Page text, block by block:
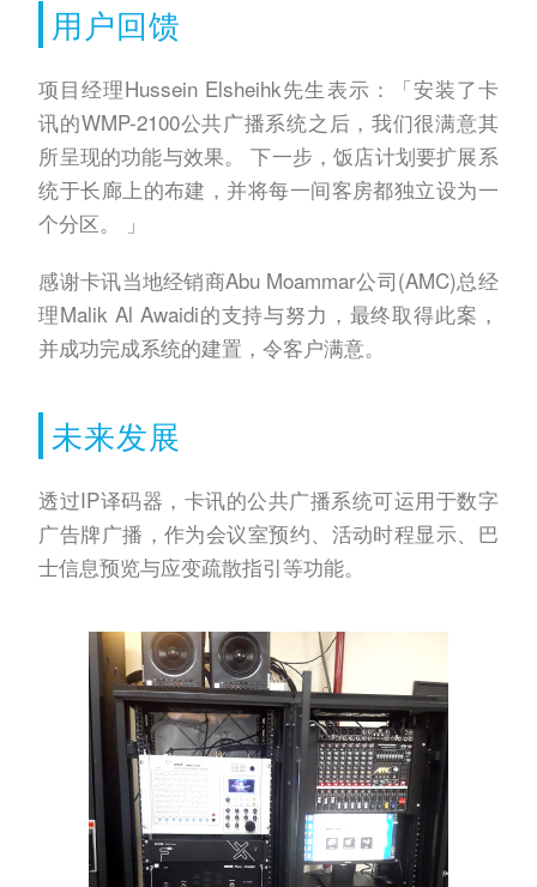
用户回馈
项目经理Hussein Elsheihk先生表示：「安装了卡
讯的WMP-2100公共广播系统之后，我们很满意其
所呈现的功能与效果。 下一步，饭店计划要扩展系
统于长廊上的布建，并将每一间客房都独立设为一
个分区。 」
感谢卡讯当地经销商Abu Moammar公司(AMC)总经
理Malik Al Awaidi的支持与努力，最终取得此案，
并成功完成系统的建置，令客户满意。
未来发展
透过IP译码器，卡讯的公共广播系统可运用于数字
广告牌广播，作为会议室预约、活动时程显示、巴
士信息预览与应变疏散指引等功能。